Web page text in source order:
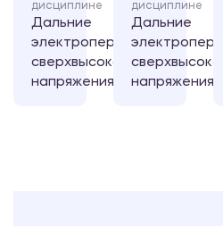
дисциплине
Дальние
электропередачи
сверхвысокого
напряжения
дисциплине
Дальние
напряжения